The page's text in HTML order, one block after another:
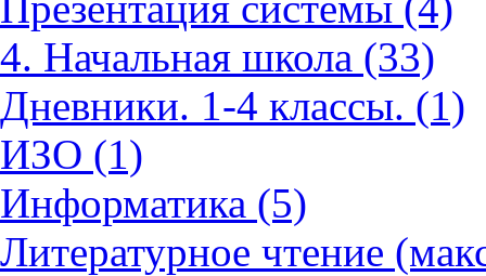
4. Начальная школа (33)
Дневники. 1-4 классы. (1)
ИЗО (1)
Информатика (5)
Литературное чтение